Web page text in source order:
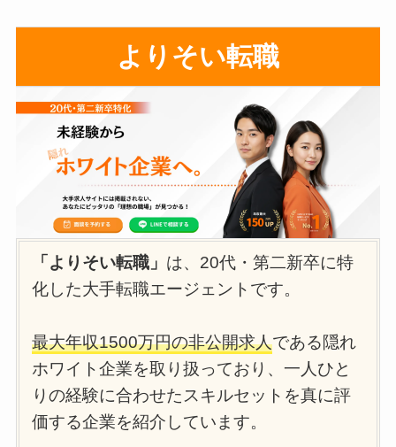
よりそい転職
「よりそい転職」 は、20代・第二新卒に特
化した大手転職エージェントです。
最大年収1500万円の非公開求人である隠れ
ホワイト企業を取り扱っており、一人ひと
りの経験に合わせたスキルセットを真に評
価する企業を紹介しています。